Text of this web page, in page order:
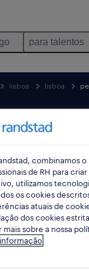
para talentos
lisboa lisboa
combinamos
de RH para
utilizamos
os cookies
atuais de
dos cookies
mais sobre a nossa